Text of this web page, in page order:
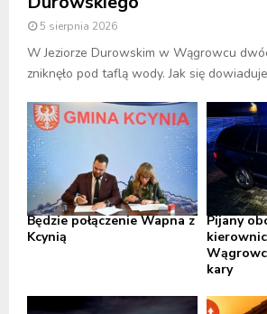
5 sierpnia 2026
W Jeziorze Durowskim w Wągrowcu
zniknęło pod taflą wody. Jak się
Będzie połączenie Wapna z
Kcynią
Pijany
kary